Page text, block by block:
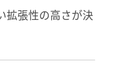
拡張性の高さが決